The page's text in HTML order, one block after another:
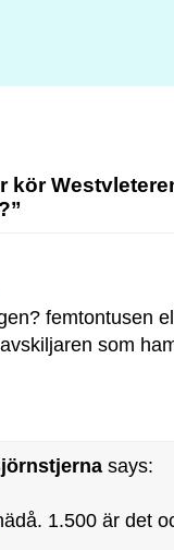
kör
femtontusen
som
says:
1.500 är det